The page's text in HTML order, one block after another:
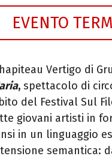
EVENTO
Vertigo di
, spettacolo di
del Festival Sul
giovani artisti in
in un linguaggio
semantica: